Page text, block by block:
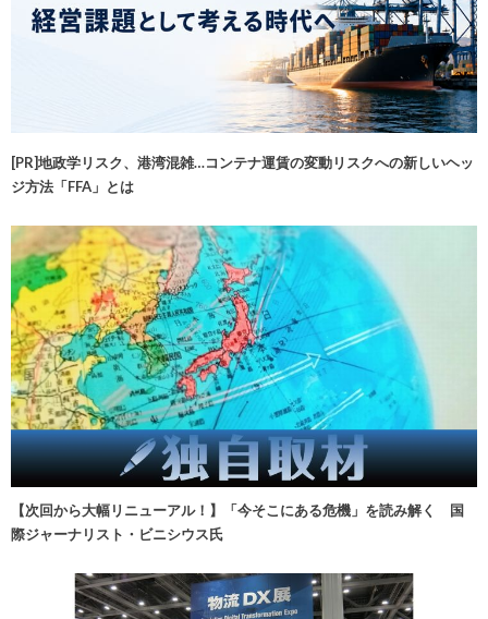
[PR]地政学リスク、港湾混雑…コンテナ運賃の変動リスクへの新しいヘッ
ジ方法「FFA」とは
【次回から大幅リニューアル！】「今そこにある危機」を読み解く 国
際ジャーナリスト・ビニシウス氏